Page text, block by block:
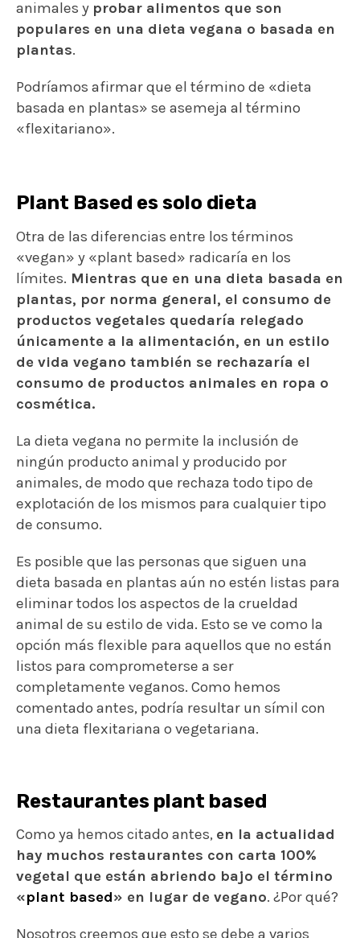
animales y probar alimentos que son
populares en una dieta vegana o basada en
plantas.
Podríamos afirmar que el término de «dieta
basada en plantas» se asemeja al término
«flexitariano».
Plant Based es solo dieta
Otra de las diferencias entre los términos
«vegan» y «plant based» radicaría en los
límites. Mientras que en una dieta basada en
plantas, por norma general, el consumo de
productos vegetales quedaría relegado
únicamente a la alimentación, en un estilo
de vida vegano también se rechazaría el
consumo de productos animales en ropa o
cosmética.
La dieta vegana no permite la inclusión de
ningún producto animal y producido por
animales, de modo que rechaza todo tipo de
explotación de los mismos para cualquier tipo
de consumo.
Es posible que las personas que siguen una
dieta basada en plantas aún no estén listas para
eliminar todos los aspectos de la crueldad
animal de su estilo de vida. Esto se ve como la
opción más flexible para aquellos que no están
listos para comprometerse a ser
completamente veganos. Como hemos
comentado antes, podría resultar un símil con
una dieta flexitariana o vegetariana.
Restaurantes plant based
Como ya hemos citado antes, en la actualidad
hay muchos restaurantes con carta 100%
vegetal que están abriendo bajo el término
«plant based» en lugar de vegano. ¿Por qué?
Nosotros creemos que esto se debe a varios